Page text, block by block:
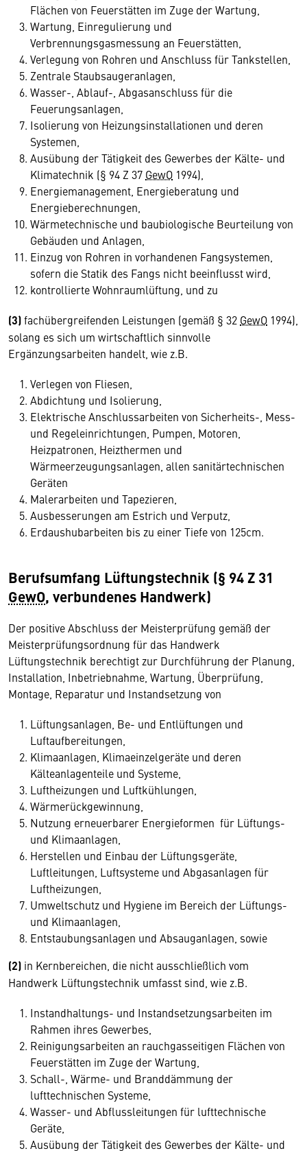
Flächen von Feuerstätten im Zuge der Wartung,
Wartung, Einregulierung und
Verbrennungsgasmessung an Feuerstätten,
Verlegung von Rohren und Anschluss für Tankstellen,
Zentrale Staubsaugeranlagen,
Wasser-, Ablauf-, Abgasanschluss für die
Feuerungsanlagen,
Isolierung von Heizungsinstallationen und deren
Systemen,
Ausübung der Tätigkeit des Gewerbes der Kälte- und
Klimatechnik (§ 94 Z 37 GewO 1994),
Energiemanagement, Energieberatung und
Energieberechnungen,
Wärmetechnische und baubiologische Beurteilung von
Gebäuden und Anlagen,
Einzug von Rohren in vorhandenen Fangsystemen,
sofern die Statik des Fangs nicht beeinflusst wird,
kontrollierte Wohnraumlüftung, und zu
(3)fachübergreifenden Leistungen (gemäß § 32 GewO 1994),
solang es sich um wirtschaftlich sinnvolle
Ergänzungsarbeiten handelt, wie z.B.
Verlegen von Fliesen,
Abdichtung und Isolierung,
Elektrische Anschlussarbeiten von Sicherheits-, Mess-
und Regeleinrichtungen, Pumpen, Motoren,
Heizpatronen, Heizthermen und
Wärmeerzeugungsanlagen, allen sanitärtechnischen
Geräten
Malerarbeiten und Tapezieren,
Ausbesserungen am Estrich und Verputz,
Erdaushubarbeiten bis zu einer Tiefe von 125cm.
Berufsumfang Lüftungstechnik (§ 94 Z 31
GewO, verbundenes Handwerk)
Der positive Abschluss der Meisterprüfung gemäß der
Meisterprüfungsordnung für das Handwerk
Lüftungstechnik berechtigt zur Durchführung der Planung,
Installation, Inbetriebnahme, Wartung, Überprüfung,
Montage, Reparatur und Instandsetzung von
Lüftungsanlagen, Be- und Entlüftungen und
Luftaufbereitungen,
Klimaanlagen, Klimaeinzelgeräte und deren
Kälteanlagenteile und Systeme,
Luftheizungen und Luftkühlungen,
Wärmerückgewinnung,
Nutzung erneuerbarer Energieformen für Lüftungs-
und Klimaanlagen,
Herstellen und Einbau der Lüftungsgeräte,
Luftleitungen, Luftsysteme und Abgasanlagen für
Luftheizungen,
Umweltschutz und Hygiene im Bereich der Lüftungs-
und Klimaanlagen,
Entstaubungsanlagen und Absauganlagen, sowie
(2) in Kernbereichen, die nicht ausschließlich vom
Handwerk Lüftungstechnik umfasst sind, wie z.B.
Instandhaltungs- und Instandsetzungsarbeiten im
Rahmen ihres Gewerbes,
Reinigungsarbeiten an rauchgasseitigen Flächen von
Feuerstätten im Zuge der Wartung,
Schall-, Wärme- und Branddämmung der
lufttechnischen Systeme,
Wasser- und Abflussleitungen für lufttechnische
Geräte,
Ausübung der Tätigkeit des Gewerbes der Kälte- und